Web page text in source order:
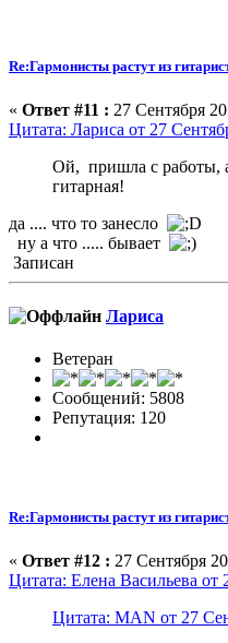
Re:Гармонисты растут из
« Ответ #11 : 27 Сентября
Цитата: Лариса от 27
Ой, пришла с работы,
гитарная!
да .... что то занесло
ну а что ..... бывает
Записан
Лариса
Ветеран
Сообщений: 5808
Репутация: 120
Re:Гармонисты растут из
« Ответ #12 : 27 Сентября
Цитата: Елена Васильева от
Цитата: MAN от 27